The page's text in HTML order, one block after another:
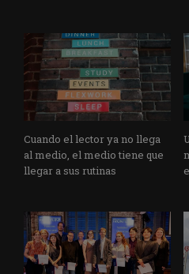
Cuando el lector ya no llega
al medio, el medio tiene que
llegar a sus rutinas